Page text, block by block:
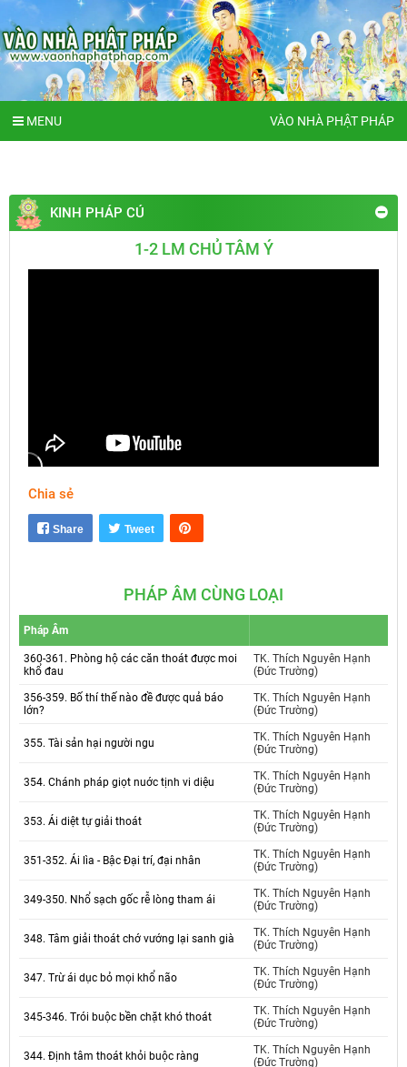
MENU VÀO NHÀ PHẬT PHÁP
KINH PHÁP CÚ
1-2 LM CHỦ TÂM Ý
Chia sẻ
Share Tweet
PHÁP ÂM CÙNG LOẠI
Pháp Âm
360-361. Phòng hộ các căn thoát được moi
khổ đau
TK. Thích Nguyên Hạnh
(Đức Trường)
356-359. Bố thí thế nào đề được quả báo
lớn?
TK. Thích Nguyên Hạnh
(Đức Trường)
355. Tài sản hại người ngu
TK. Thích Nguyên Hạnh
(Đức Trường)
354. Chánh pháp giọt nuớc tịnh vi diệu
TK. Thích Nguyên Hạnh
(Đức Trường)
353. Ái diệt tự giải thoát
TK. Thích Nguyên Hạnh
(Đức Trường)
351-352. Ái lìa - Bậc Đại trí, đại nhân
TK. Thích Nguyên Hạnh
(Đức Trường)
349-350. Nhổ sạch gốc rễ lòng tham ái
TK. Thích Nguyên Hạnh
(Đức Trường)
348. Tâm giải thoát chớ vướng lại sanh già
TK. Thích Nguyên Hạnh
(Đức Trường)
347. Trừ ái dục bỏ mọi khổ não
TK. Thích Nguyên Hạnh
(Đức Trường)
345-346. Trói buộc bền chặt khó thoát
TK. Thích Nguyên Hạnh
(Đức Trường)
344. Định tâm thoát khỏi buộc ràng
TK. Thích Nguyên Hạnh
(Đức Trường)